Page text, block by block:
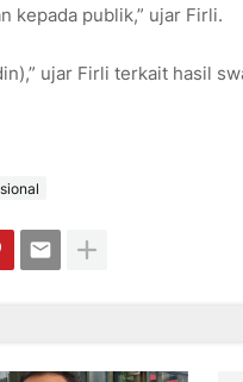
kepada publik,” ujar Firli.
ujar Firli terkait hasil